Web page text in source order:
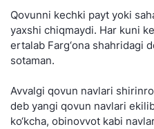
Qovunni kechki payt yoki
yaxshi chiqmaydi. Har kuni
ertalab Farg‘ona shahridagi
sotaman.
Avvalgi qovun navlari
deb yangi qovun navlari
ko‘kcha, obinovvot kabi